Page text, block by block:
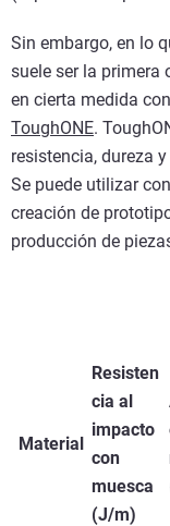
Sin embargo, en lo
suele ser la primera
en cierta medida
ToughONE.
resistencia, dureza
Se puede utilizar
creación de
producción de
Material
Resisten
cia al
impacto
con
muesca
(J/m)